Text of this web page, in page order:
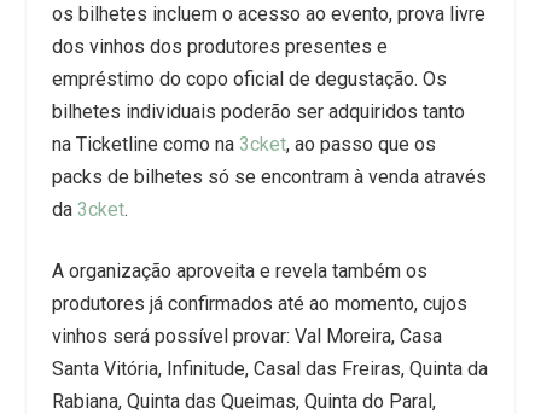
os bilhetes incluem o acesso ao evento, prova livre
dos vinhos dos produtores presentes e
empréstimo do copo oficial de degustação. Os
bilhetes individuais poderão ser adquiridos tanto
na Ticketline como na 3cket, ao passo que os
packs de bilhetes só se encontram à venda através
da 3cket.
A organização aproveita e revela também os
produtores já confirmados até ao momento, cujos
vinhos será possível provar: Val Moreira, Casa
Santa Vitória, Infinitude, Casal das Freiras, Quinta da
Rabiana, Quinta das Queimas, Quinta do Paral,